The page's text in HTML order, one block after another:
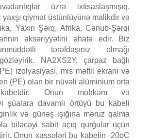
üzrə ixtisaslaşmışıq.
yaxşı qiymət üstünlüyünə malikdir və
Yaxın Şərq, Afrika, Cənub-Şərqi
əksəriyyətini əhatə edir. Biz
tərəfdaşınız olmağı
NA2XS2Y, çarpaz bağlı
izolyasiyası, mis məftil ekranı və
(PE) olan bir nüvəli alüminium orta
Onun möhkəm və
şüalara davamlı örtüyü bu kabeli
və günəş işığına məruz qalma
biləcəyi sabit açıq qurğular üçün
Onun xassələri bu kabelin -20oC